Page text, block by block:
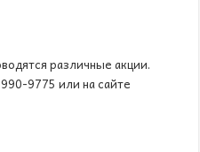
различные акции.
9775 или на сайте